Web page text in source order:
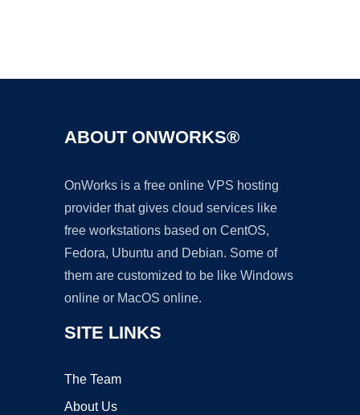
ABOUT ONWORKS®
OnWorks is a free online VPS hosting
provider that gives cloud services like
free workstations based on CentOS,
Fedora, Ubuntu and Debian. Some of
them are customized to be like Windows
online or MacOS online.
SITE LINKS
The Team
About Us